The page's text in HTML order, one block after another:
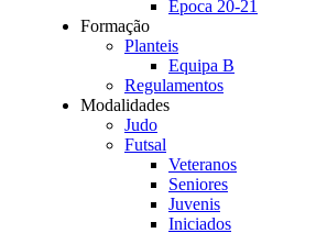
Época 20-21
Formação
Planteis
Equipa B
Regulamentos
Modalidades
Judo
Futsal
Veteranos
Seniores
Juvenis
Iniciados